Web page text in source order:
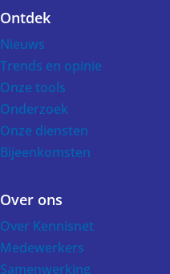
Voet
Ontdek
Nieuws
Trends en opinie
Onze tools
Onderzoek
Onze diensten
Bijeenkomsten
Over ons
Over Kennisnet
Medewerkers
Samenwerking